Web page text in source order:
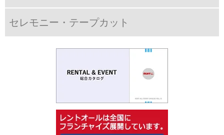
セレモニー・テープカット